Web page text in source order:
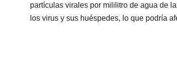
partículas virales por mililitro de agua de
los virus y sus huéspedes, lo que podría